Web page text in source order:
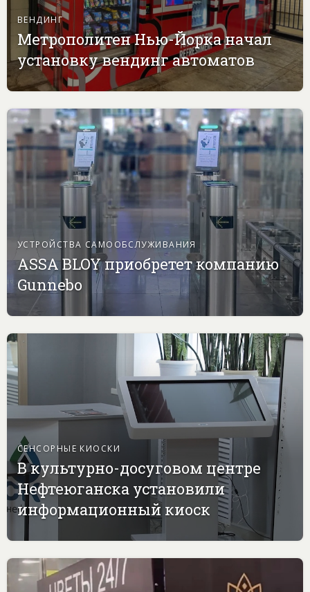
ВЕНДИНГ
Метрополитен Нью-Йорка начал
установку вендинг автоматов
УСТРОЙСТВА САМООБСЛУЖИВАНИЯ
ASSA BLOY приобретет компанию
Gunnebo
СЕНСОРНЫЕ КИОСКИ
В культурно-досуговом центре
Нефтеюганска установили
информационный киоск